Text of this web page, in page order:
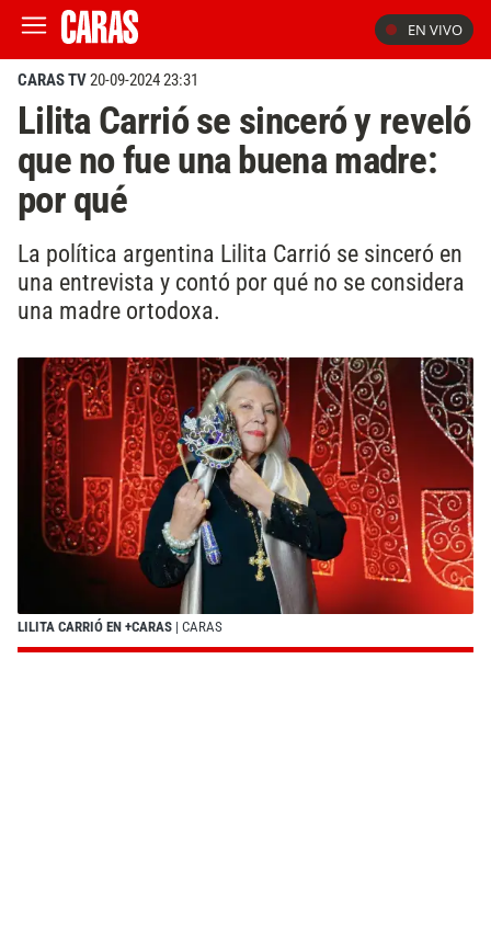
EN VIVO
CARAS TV20-09-2024 23:31
Lilita Carrió se sinceró y reveló
que no fue una buena madre:
por qué
La política argentina Lilita Carrió se sinceró en
una entrevista y contó por qué no se considera
una madre ortodoxa.
LILITA CARRIÓ EN +CARAS | CARAS